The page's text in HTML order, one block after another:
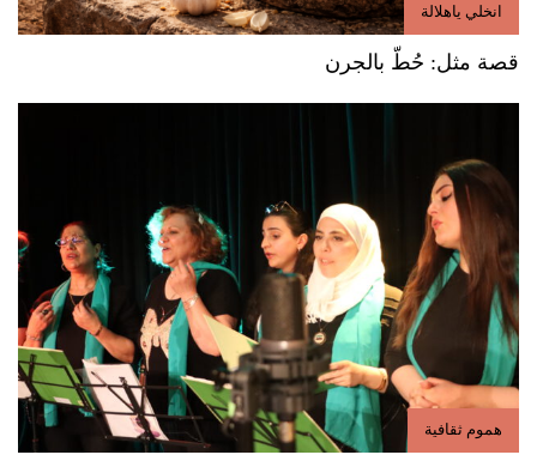
انخلي ياهلالة
قصة مثل: حُطّ بالجرن
هموم ثقافية